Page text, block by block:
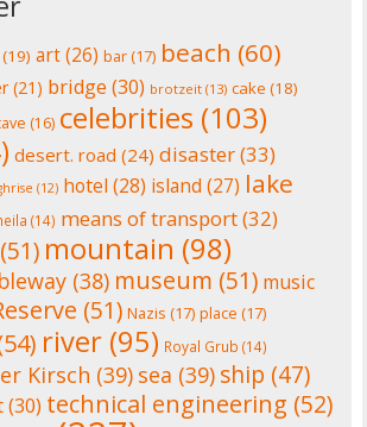
(19) art(26) bar(17) beach (60)
(21) bridge (30) brotzeit (13) cake (18)
(16) celebrities (103)
desert. road (24) disaster(33)
(12) hotel (28) island (27) lake
(14) means of transport(32)
(51) mountain (98)
(38) museum (51) music
(51) Nazis (17) place (17)
river (95) Royal Grub (14)
Kirsch (39) sea (39) ship (47)
(30) technical engineering (52)